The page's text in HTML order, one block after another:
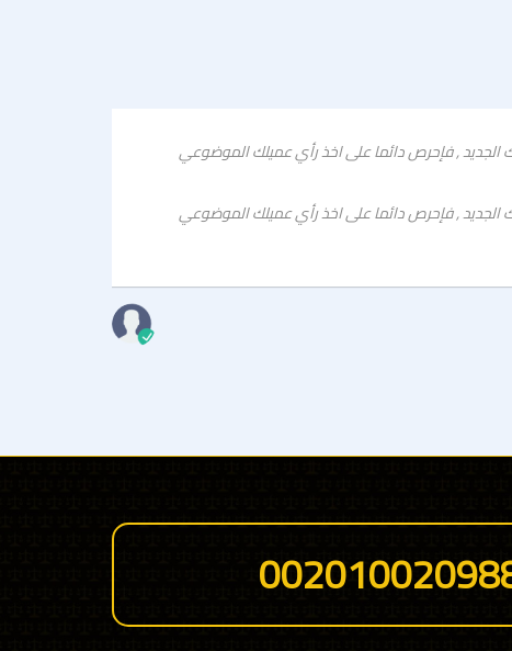
نسبة تصل الى 80% من قرار التعامل او الشراء لعميلك الجديد , فإحرص دائما على اخذ رأي عميلك الموضوعي
نسبة تصل الى 80% من قرار التعامل او الشراء لعميلك الجديد , فإحرص دائما على اخذ رأي عميلك الموضوعي